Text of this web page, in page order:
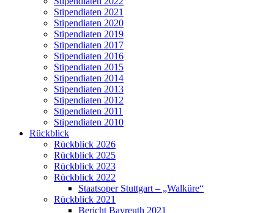
Stipendiaten 2021
Stipendiaten 2020
Stipendiaten 2019
Stipendiaten 2017
Stipendiaten 2016
Stipendiaten 2015
Stipendiaten 2014
Stipendiaten 2013
Stipendiaten 2012
Stipendiaten 2011
Stipendiaten 2010
Rückblick
Rückblick 2026
Rückblick 2025
Rückblick 2023
Rückblick 2022
Staatsoper Stuttgart – „Walküre“
Rückblick 2021
Bericht Bayreuth 2021